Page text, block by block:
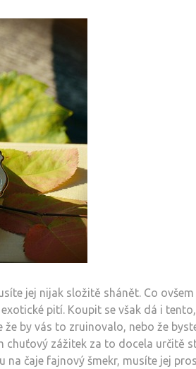
jej nijak složitě shánět. Co
pití. Koupit se však dá i
by vás to zruinovalo, nebo že
chuťový zážitek za to docela určitě
na čaje fajnový šmekr, musíte jej